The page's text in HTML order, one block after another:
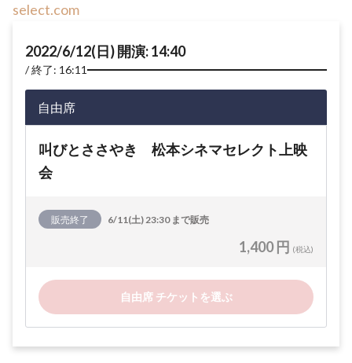
select.com
2022/6/12(日) 開演: 14:40
終了: 16:11
自由席
叫びとささやき 松本シネマセレクト上映
会
販売終了 6/11(土) 23:30 まで販売
1,400 円 (税込)
自由席 チケットを選ぶ